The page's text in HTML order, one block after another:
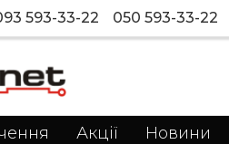
593-33-22 050 593-33-22
Акції Новини